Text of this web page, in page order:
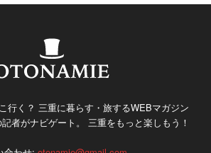
行く？ 三重に暮らす・旅するWEBマガジン
者がナビゲート。 三重をもっと楽しもう！